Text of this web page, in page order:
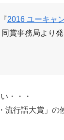
2016 ユーキャ
賞事務局より発
・・・
行語大賞」の